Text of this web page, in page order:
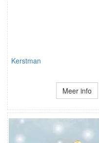
Kerstman
Meer info